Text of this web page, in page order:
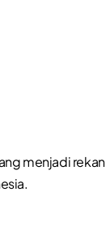
menjadi rekan